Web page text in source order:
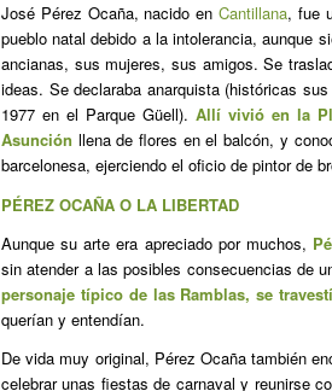
José Pérez Ocaña, nacido en Cantillana, fue
pueblo natal debido a la intolerancia, aunque
ancianas, sus mujeres, sus amigos. Se
ideas. Se declaraba anarquista (históricas
1977 en el Parque Güell).Allí vivió en la
Asunción llena de flores en el balcón, y
barcelonesa, ejerciendo el oficio de pintor de
PÉREZ OCAÑA O LA LIBERTAD
Aunque su arte era apreciado por muchos,
sin atender a las posibles consecuencias de
personaje típico de las Ramblas, se
querían y entendían.
De vida muy original, Pérez Ocaña también
celebrar unas fiestas de carnaval y reunirse